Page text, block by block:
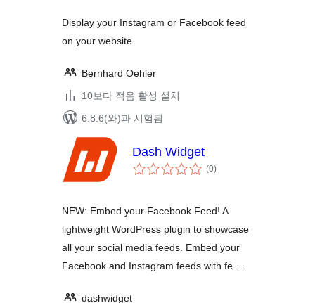
Display your Instagram or Facebook feed
on your website.
Bernhard Oehler
10보다 적음 활성 설치
6.8.6(와)과 시험됨
Dash Widget
(0전
체)
NEW: Embed your Facebook Feed! A
lightweight WordPress plugin to showcase
all your social media feeds. Embed your
Facebook and Instagram feeds with fe …
dashwidget